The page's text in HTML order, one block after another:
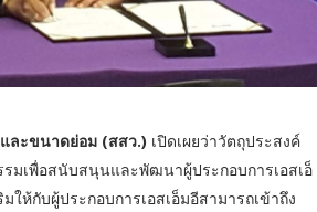
ละขนาดย่อม (สสว.) เปิดเผยว่าวัตถุประสงค์
มเพื่อสนับสนุนและพัฒนาผู้ประกอบการเอสเอ็
ห้กับผู้ประกอบการเอสเอ็มอีสามารถเข้าถึง